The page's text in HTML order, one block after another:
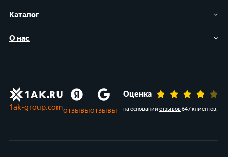
Каталог
О нас
1ak-group.comотзывыотзывы
Оценка
на основании отзывов647 клиентов.